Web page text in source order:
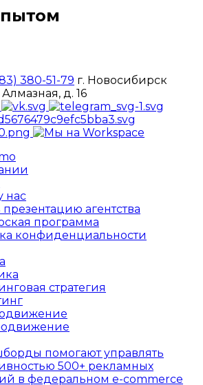
380-51-79 г. Новосибирск
д. 16
нас
презентацию агентства
программа
конфиденциальности
стратегия
помогают управлять
500+ рекламных
в федеральном e-commerce